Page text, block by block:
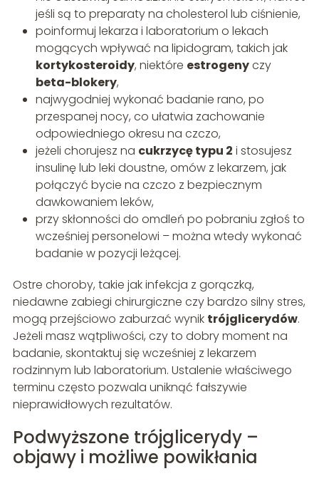
jeśli są to preparaty na cholesterol lub ciśnienie,
poinformuj lekarza i laboratorium o lekach
mogących wpływać na lipidogram, takich jak
kortykosteroidy, niektóre estrogenyczy
beta-blokery,
najwygodniej wykonać badanie rano, po
przespanej nocy, co ułatwia zachowanie
odpowiedniego okresu na czczo,
jeżeli chorujesz na cukrzycę typu 2 i stosujesz
insulinę lub leki doustne, omów z lekarzem, jak
połączyć bycie na czczo z bezpiecznym
dawkowaniem leków,
przy skłonności do omdleń po pobraniu zgłoś to
wcześniej personelowi – można wtedy wykonać
badanie w pozycji leżącej.
Ostre choroby, takie jak infekcja z gorączką,
niedawne zabiegi chirurgiczne czy bardzo silny stres,
mogą przejściowo zaburzać wynik trójglicerydów.
Jeżeli masz wątpliwości, czy to dobry moment na
badanie, skontaktuj się wcześniej z lekarzem
rodzinnym lub laboratorium. Ustalenie właściwego
terminu często pozwala uniknąć fałszywie
nieprawidłowych rezultatów.
Podwyższone trójglicerydy –
objawy i możliwe powikłania